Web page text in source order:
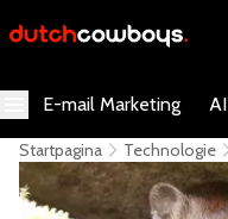
E-mail Marketing AI
Startpagina Technologie